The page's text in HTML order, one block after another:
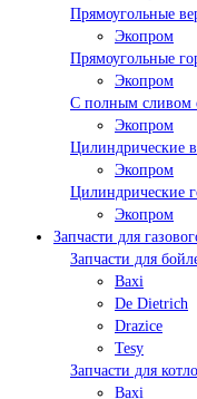
Прямоугольные
Экопром
Прямоугольные
Экопром
С полным сливом
Экопром
Цилиндрические
Экопром
Цилиндрические
Экопром
Запчасти для
Запчасти для
Baxi
De Dietrich
Drazice
Tesy
Запчасти для
Baxi